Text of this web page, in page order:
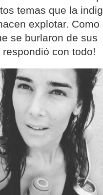
temas que la
explotar. Como
se burlaron de sus
respondió con todo!